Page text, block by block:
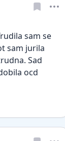
sam se
sam jurila
Sad
ocd